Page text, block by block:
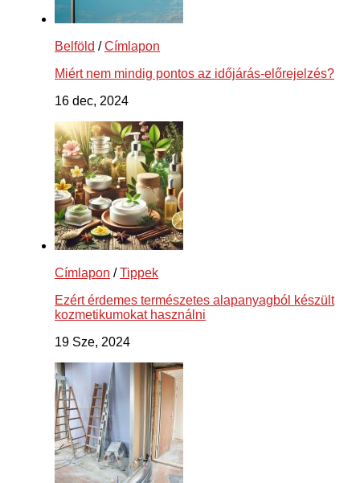
Belföld /Címlapon
Miért nem mindig pontos az időjárás-előrejelzés?
16 dec, 2024
Címlapon /Tippek
Ezért érdemes természetes alapanyagból készült
kozmetikumokat használni
19 Sze, 2024